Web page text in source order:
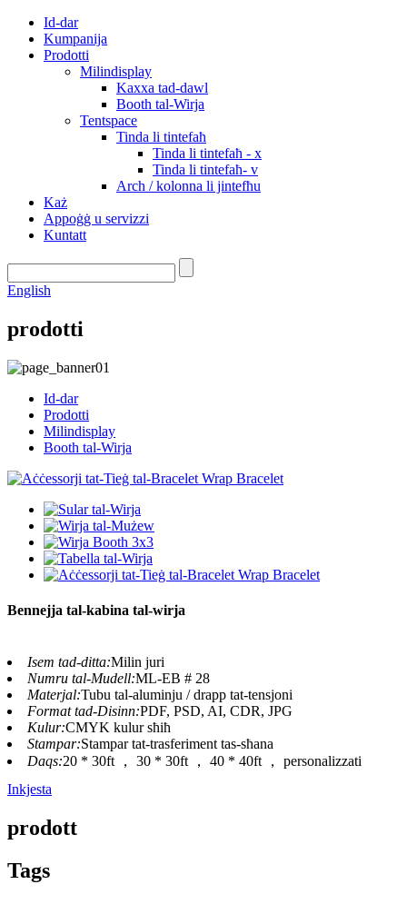
Id-dar
Kumpanija
Prodotti
Milindisplay
Kaxxa tad-dawl
Booth tal-Wirja
Tentspace
Tinda li tintefaħ
Tinda li tintefaħ - x
Tinda li tintefaħ- v
Arch / kolonna li jintefħu
Każ
Appoġġ u servizzi
Kuntatt
English
prodotti
Id-dar
Prodotti
Milindisplay
Booth tal-Wirja
Bennejja tal-kabina tal-wirja
Isem tad-ditta:Milin juri
Numru tal-Mudell:ML-EB # 28
Materjal:Tubu tal-aluminju / drapp tat-tensjoni
Format tad-Disinn:PDF, PSD, AI, CDR, JPG
Kulur:CMYK kulur sħiħ
Stampar:Stampar tat-trasferiment tas-sħana
Daqs:20 * 30ft ， 30 * 30ft ， 40 * 40ft ， personalizzati
Inkjesta
prodott
Tags